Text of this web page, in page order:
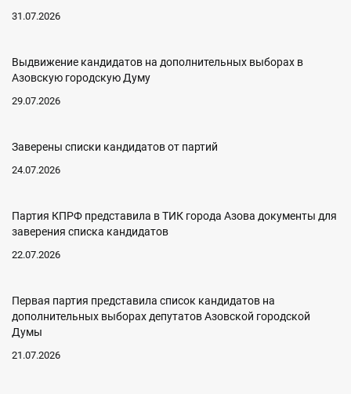
31.07.2026
Выдвижение кандидатов на дополнительных выборах в
Азовскую городскую Думу
29.07.2026
Заверены списки кандидатов от партий
24.07.2026
Партия КПРФ представила в ТИК города Азова документы для
заверения списка кандидатов
22.07.2026
Первая партия представила список кандидатов на
дополнительных выборах депутатов Азовской городской
Думы
21.07.2026